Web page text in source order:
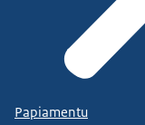
Papiamentu